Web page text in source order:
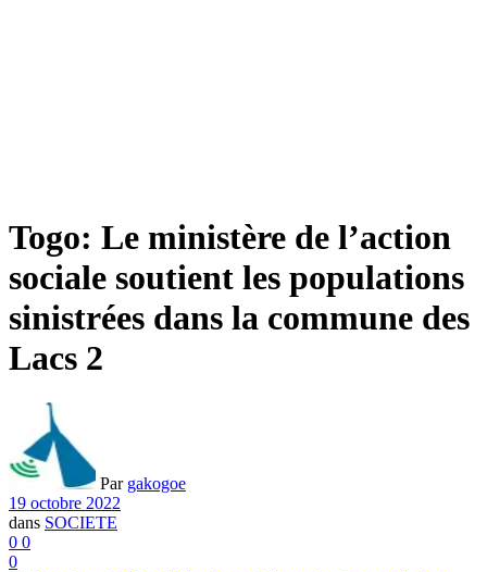
Togo: Le ministère de l’action
sociale soutient les populations
sinistrées dans la commune des
Lacs 2
Par gakogoe
19 octobre 2022
dans SOCIETE
0 0
0